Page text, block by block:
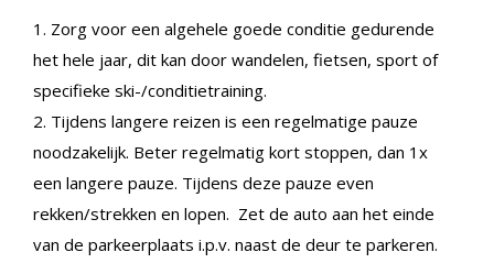
1. Zorg voor een algehele goede conditie gedurende
het hele jaar, dit kan door wandelen, fietsen, sport of
specifieke ski-/conditietraining.
2. Tijdens langere reizen is een regelmatige pauze
noodzakelijk. Beter regelmatig kort stoppen, dan 1x
een langere pauze. Tijdens deze pauze even
rekken/strekken en lopen. Zet de auto aan het einde
van de parkeerplaats i.p.v. naast de deur te parkeren.